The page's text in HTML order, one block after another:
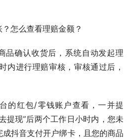
怎么查看理赔金额？
品确认收货后，系统自动发起理
内进行理赔审核，审核通过后，
的红包/零钱账户查看，一并提
提现”后两个工作日小时内，您未
抖音支付开户绑卡，且您的商品